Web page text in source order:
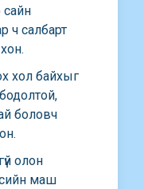
сайн
ч салбарт
хол байхыг
боловч
олон
маш